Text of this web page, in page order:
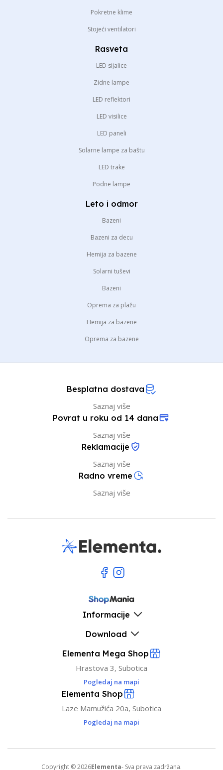
Pokretne klime
Stojeći ventilatori
Rasveta
LED sijalice
Zidne lampe
LED reflektori
LED visilice
LED paneli
Solarne lampe za baštu
LED trake
Podne lampe
Leto i odmor
Bazeni
Bazeni za decu
Hemija za bazene
Solarni tuševi
Bazeni
Oprema za plažu
Hemija za bazene
Oprema za bazene
Besplatna dostava
Saznaj više
Povrat u roku od 14 dana
Saznaj više
Reklamacije
Saznaj više
Radno vreme
Saznaj više
Informacije
Download
Elementa Mega Shop
Hrastova 3, Subotica
Pogledaj na mapi
Elementa Shop
Laze Mamužića 20a, Subotica
Pogledaj na mapi
Copyright © 2026Elementa- Sva prava zadržana.